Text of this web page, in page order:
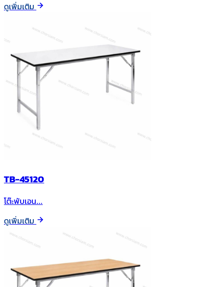
ดูเพิ่มเติม
TB-45120
โต๊ะพับเอน…
ดูเพิ่มเติม